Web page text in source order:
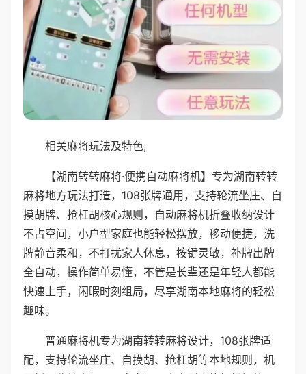
相关麻将玩法及特色;
【湖南转转麻将·便携自动麻将机】专为湖南转转
麻将地方玩法打造，108张牌通用，支持轮流坐庄、自
摸胡牌、抢杠胡核心规则，自动麻将机折叠收纳设计
不占空间，小户型家庭也能轻松摆放，移动便捷，洗
牌静音柔和，不打扰家人休息，按键灵敏，补牌出牌
全自动，操作简单易懂，不管是长辈还是年轻人都能
快速上手，闲暇时刻组局，尽享湖南本地麻将的轻松
趣味。
普通麻将机专为湖南转转麻将设计，108张牌适
配，支持轮流坐庄、自摸胡、抢杠胡等本地规则，机